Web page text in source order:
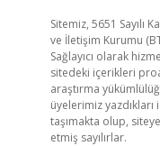
Sitemiz, 5651 Sayılı
ve İletişim Kurumu
Sağlayıcı olarak
sitedeki içerikleri
araştırma
üyelerimiz
taşımakta olup,
etmiş sayılırlar.